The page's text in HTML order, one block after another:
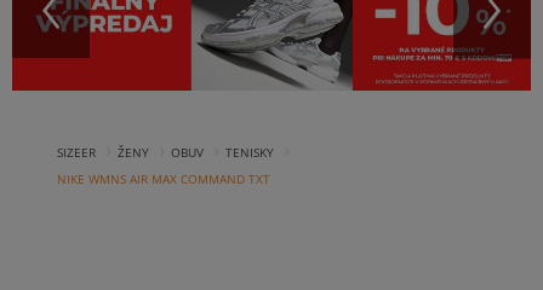
SIZEER ŽENY OBUV TENISKY
NIKE WMNS AIR MAX COMMAND TXT